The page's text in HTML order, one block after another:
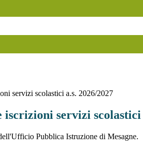
servizi scolastici a.s. 2026/2027
servizi scolastici
Pubblica Istruzione di Mesagne.